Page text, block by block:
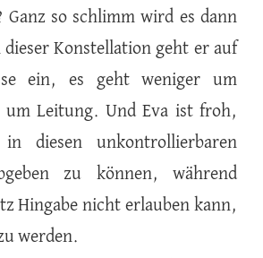
Ganz so schlimm wird es dann
Konstellation geht er auf
ein, es geht weniger um
um Leitung. Und Eva ist froh,
diesen unkontrollierbaren
zu können, während
Hingabe nicht erlauben kann,
werden.